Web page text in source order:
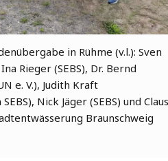
in Rühme (v.l.): Sven
Rieger (SEBS), Dr. Bernd
e. V.), Judith Kraft
Nick Jäger (SEBS) und Claus
Braunschweig